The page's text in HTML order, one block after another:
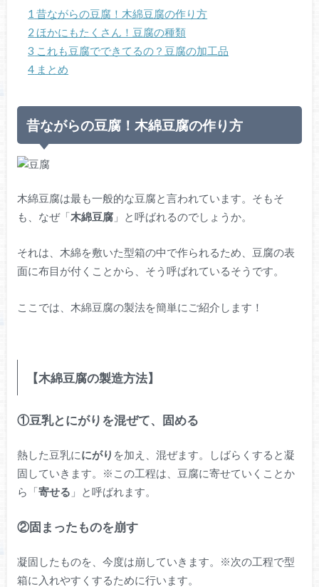
1 昔ながらの豆腐！木綿豆腐の作り方
2 ほかにもたくさん！豆腐の種類
3 これも豆腐でできてるの？豆腐の加工品
4 まとめ
昔ながらの豆腐！木綿豆腐の作り方
木綿豆腐は最も一般的な豆腐と言われています。そもそ
も、なぜ「木綿豆腐」と呼ばれるのでしょうか。
それは、木綿を敷いた型箱の中で作られるため、豆腐の表
面に布目が付くことから、そう呼ばれているそうです。
ここでは、木綿豆腐の製法を簡単にご紹介します！
【木綿豆腐の製造方法】
①豆乳とにがりを混ぜて、固める
熱した豆乳ににがり を加え、混ぜます。しばらくすると凝
固していきます。※この工程は、豆腐に寄せていくことか
ら「寄せる 」と呼ばれます。
②固まったものを崩す
凝固したものを、今度は崩していきます。※次の工程で型
箱に入れやすくするために行います。